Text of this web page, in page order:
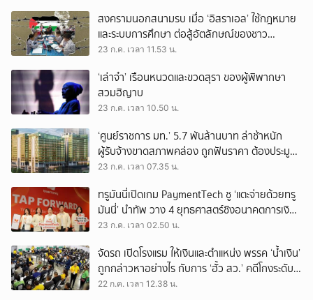
สงครามนอกสนามรบ เมื่อ ‘อิสราเอล’ ใช้กฎหมาย
และระบบการศึกษา ต่อสู้อัตลักษณ์ของชาว
ปาเลสไตน์
23 ก.ค. เวลา 11.53 น.
‘เล่าจ๋า’ เรือนหนวดและขวดสุรา ของผู้พิพากษา
สวมฮิญาบ
23 ก.ค. เวลา 10.50 น.
‘ศูนย์ราชการ มท.’ 5.7 พันล้านบาท ล่าช้าหนัก
ผู้รับจ้างขาดสภาพคล่อง ถูกฟันราคา ต้องประมูล
งานอื่น เอาเงินประกันมาโปะ
23 ก.ค. เวลา 07.35 น.
ทรูมันนี่เปิดเกม PaymentTech ชู ‘แตะจ่ายด้วยทรู
มันนี่’ นำทัพ วาง 4 ยุทธศาสตร์ชิงอนาคตการเงิน
ดิจิทัล
23 ก.ค. เวลา 02.50 น.
จัดรถ เปิดโรงแรม ให้เงินและตำแหน่ง พรรค ‘น้ำเงิน’
ถูกกล่าวหาอย่างไร กับการ ‘ฮั้ว สว.’ คดีโกงระดับ
ประเทศ
22 ก.ค. เวลา 12.38 น.